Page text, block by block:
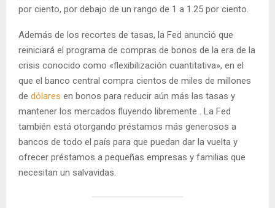
por ciento, por debajo de un rango de 1 a 1.25 por ciento.
Además de los recortes de tasas, la Fed anunció que
reiniciará el programa de compras de bonos de la era de la
crisis conocido como «flexibilización cuantitativa», en el
que el banco central compra cientos de miles de millones
de dólares en bonos para reducir aún más las tasas y
mantener los mercados fluyendo libremente . La Fed
también está otorgando préstamos más generosos a
bancos de todo el país para que puedan dar la vuelta y
ofrecer préstamos a pequeñas empresas y familias que
necesitan un salvavidas.